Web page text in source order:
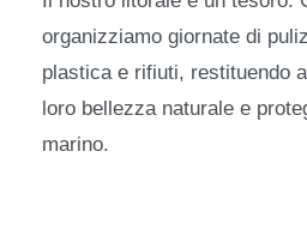
organizziamo giornate di
plastica e rifiuti, restituendo
loro bellezza naturale e
marino.